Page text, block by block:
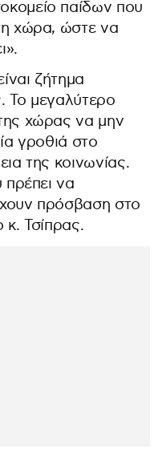
παίδων που
χώρα, ώστε να
ζήτημα
Το μεγαλύτερο
χώρας να μην
γροθιά στο
της κοινωνίας.
πρέπει να
πρόσβαση στο
κ. Τσίπρας.